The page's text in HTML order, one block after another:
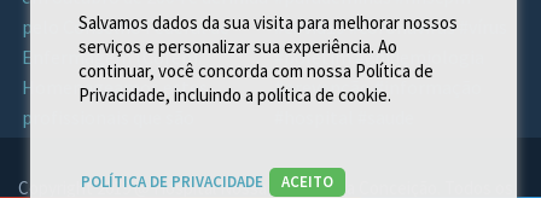
Salvamos dados da sua visita para melhorar nossos
serviços e personalizar sua experiência. Ao
continuar, você concorda com nossa Política de
Privacidade, incluindo a política de cookie.
POLÍTICA DE PRIVACIDADE ACEITO
Copyright 2019 @ Hospital Nossa Senhora da Conceição. Todos os